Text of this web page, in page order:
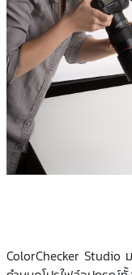
ColorChecker Studio